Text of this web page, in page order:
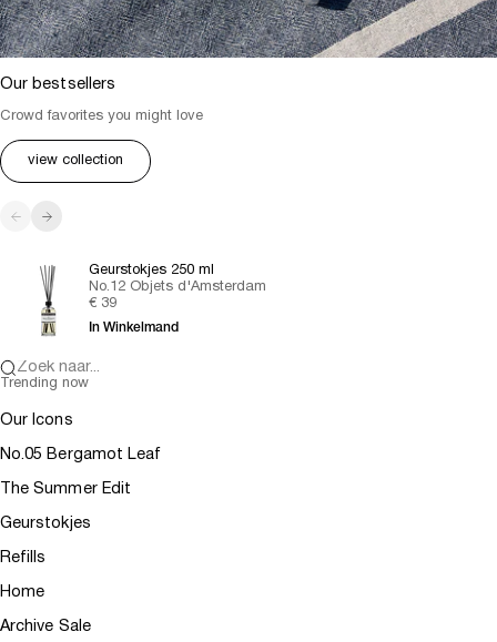
Our bestsellers
Crowd favorites you might love
view collection
Vorige Volgende
Geurstokjes 250 ml
No.12 Objets d'Amsterdam
Aanbiedingsprijs
€ 39
In Winkelmand
Zoek naar...
Trending now
Our Icons
No.05 Bergamot Leaf
The Summer Edit
Geurstokjes
Refills
Home
Archive Sale